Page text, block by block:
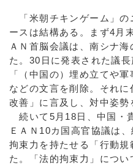
「米朝チキンゲーム」の
ースは結構ある。まず4月
ＡＮ首脳会議は、南シナ
た。30日に発表された議
「（中国の）埋め立てや
などの文言を削除。それ
改善」に言及し、対中姿勢
続いて5月18日、中国・
ＥＡＮ10カ国高官協議は
拘束力を持たせる「行動
た。「法的拘束力」につ